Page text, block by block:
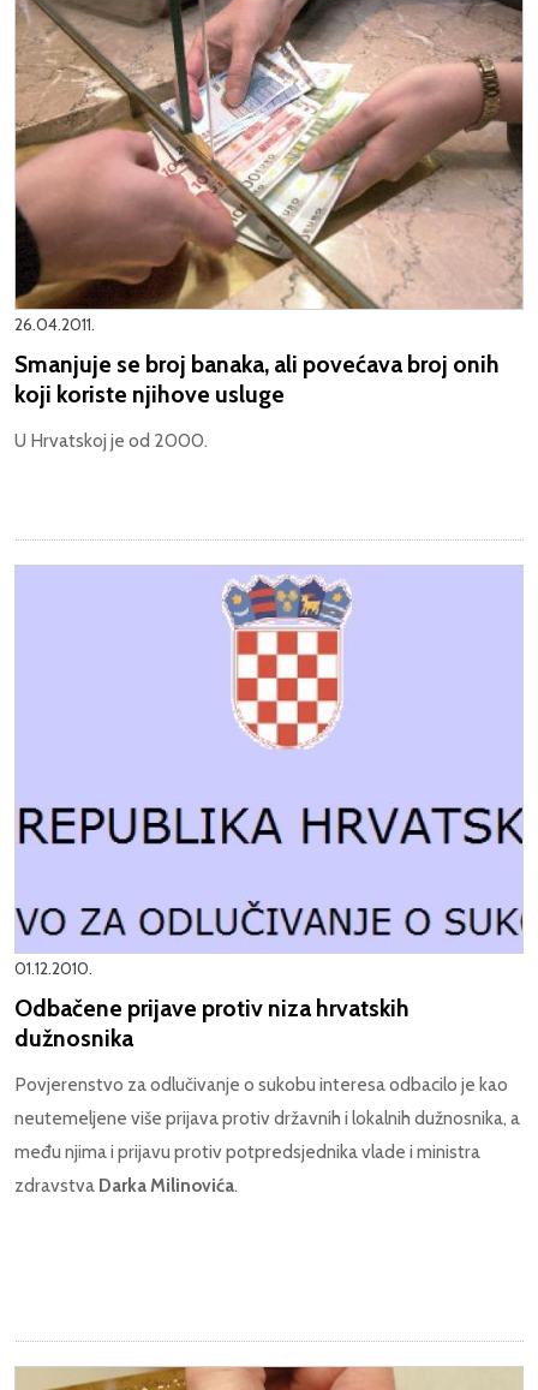
26.04.2011.
Smanjuje se broj banaka, ali povećava broj onih
koji koriste njihove usluge
U Hrvatskoj je od 2000.
01.12.2010.
Odbačene prijave protiv niza hrvatskih
dužnosnika
Povjerenstvo za odlučivanje o sukobu interesa odbacilo je kao
neutemeljene više prijava protiv državnih i lokalnih dužnosnika, a
među njima i prijavu protiv potpredsjednika vlade i ministra
zdravstva Darka Milinovića.